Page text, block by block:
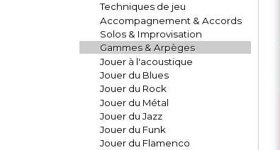
Techniques de jeu
Accompagnement & Accords
Solos & Improvisation
Gammes & Arpèges
Jouer à l'acoustique
Jouer du Blues
Jouer du Rock
Jouer du Métal
Jouer du Jazz
Jouer du Funk
Jouer du Flamenco